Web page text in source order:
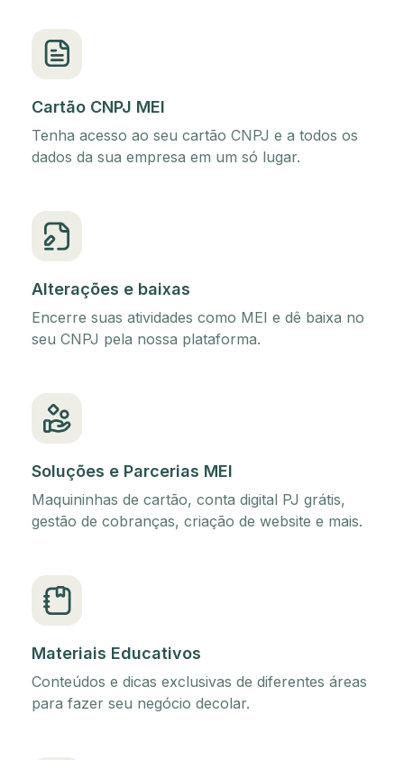
Cartão CNPJ MEI
Tenha acesso ao seu cartão CNPJ e a todos os
dados da sua empresa em um só lugar.
Alterações e baixas
Encerre suas atividades como MEI e dê baixa no
seu CNPJ pela nossa plataforma.
Soluções e Parcerias MEI
Maquininhas de cartão, conta digital PJ grátis,
gestão de cobranças, criação de website e mais.
Materiais Educativos
Conteúdos e dicas exclusivas de diferentes áreas
para fazer seu negócio decolar.